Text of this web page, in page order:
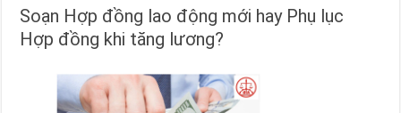
Soạn Hợp đồng lao động mới hay Phụ lục
Hợp đồng khi tăng lương?